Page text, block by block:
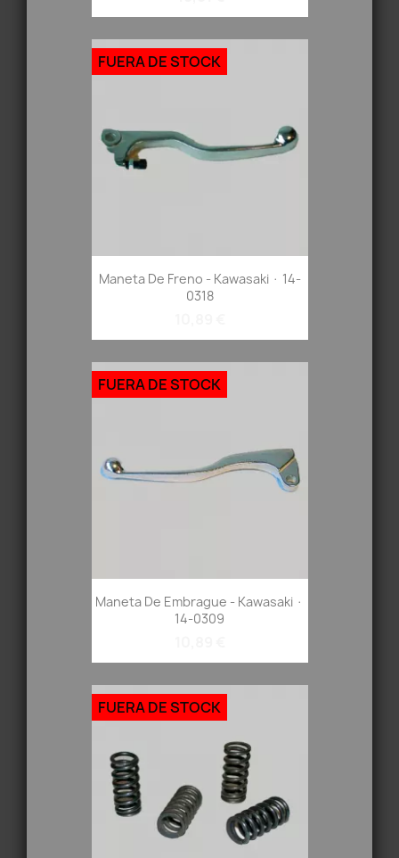
Maneta De Freno - Kawasaki · 14-
0318
FUERA DE STOCK
Maneta De Embrague - Kawasaki ·
14-0309
FUERA DE STOCK
FUERA DE STOCK